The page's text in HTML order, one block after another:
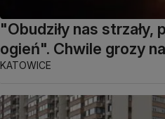
"Obudziły nas
ogień". Chwile grozy
KATOWICE